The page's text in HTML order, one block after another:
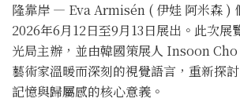
隆靠岸 — Eva Armisén ( 伊娃 阿米森 )
2026年6月12日至9月13日展出。此次展
光局主辦，並由韓國策展人 Insoon
藝術家溫暖而深刻的視覺語言，重新探
記憶與歸屬感的核心意義。